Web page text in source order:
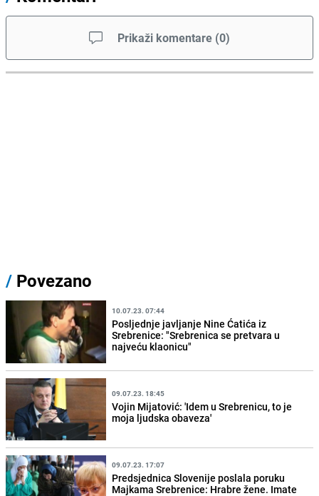
Prikaži komentare (0)
/ Povezano
10.07.23. 07:44
Posljednje javljanje Nine Ćatića iz
Srebrenice: "Srebrenica se pretvara u
najveću klaonicu"
09.07.23. 18:45
Vojin Mijatović: 'Idem u Srebrenicu, to je
moja ljudska obaveza'
09.07.23. 17:07
Predsjednica Slovenije poslala poruku
Majkama Srebrenice: Hrabre žene. Imate